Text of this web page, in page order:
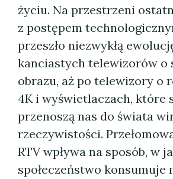
życiu. Na przestrzeni
z postępem
przeszło niezwykłą
kanciastych telewizorów o
obrazu, aż po telewizory o
4K i wyświetlaczach, które
przenoszą nas do świata
rzeczywistości.
RTV wpływa na sposób, w
społeczeństwo konsumuje